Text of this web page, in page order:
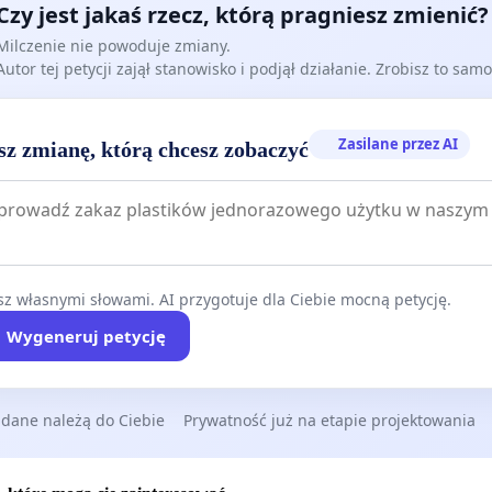
wzrost liczby mieszkańców, a projekt Planu Ogólnego
przewiduje dalszą, bardzo intensywną zabudowę,
w rejonie Zacharzyc.
do dynamicznie rosnącej liczby mieszkańców prowadzi
wzrostu uzależnienia od transportu
W konsekwencji skutkuje to narastającymi i
dziś stanowią realny problem dla mieszkańców. Jeżeli nie
podjęte działania w zakresie rozwoju szybkiej i dostępnej
transportowej w postaci kolei aglomeracyjnej,
i wzrostem liczby mieszkańców.
jest jakaś rzecz, którą pragniesz zmienić?
nie powoduje zmiany.
tej petycji zajął stanowisko i podjął działanie. Zrobisz to
zmianę, którą chcesz zobaczyć Zasilane przez AI
własnymi słowami. AI przygotuje dla Ciebie mocną petycję.
Wygeneruj petycję
należą do Ciebie Prywatność już na etapie projektowania